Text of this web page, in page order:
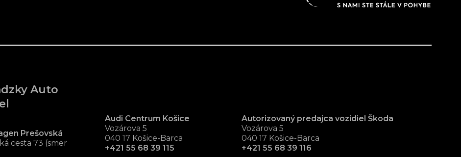
Auto
Prešovská
cesta 73 (smer
Audi Centrum Košice
Vozárova 5
040 17 Košice-Barca
+421 55 68 39 115
Autorizovaný predajca vozidiel Škoda
Vozárova 5
040 17 Košice-Barca
+421 55 68 39 116